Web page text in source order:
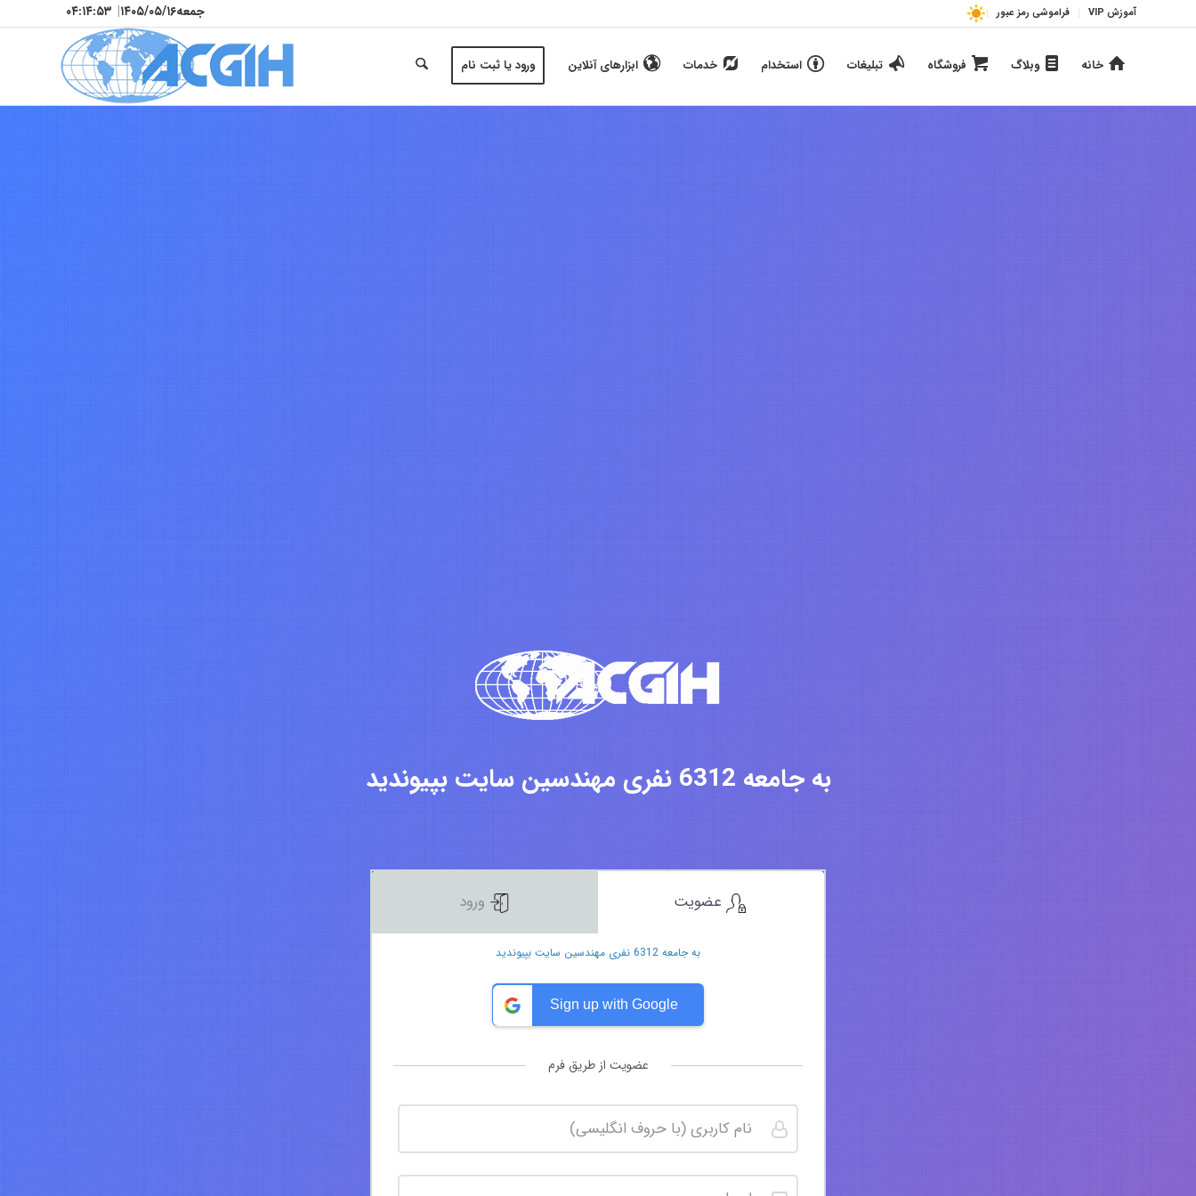
آموزش VIP فراموشی رمز عبور جمعه۱۴۰۵/۰۵/۱۶| ۰۴:۱۴:۵۶
خانه وبلاگ فروشگاه تبلیغات استخدام خدمات ابزارهای آنلاین ورود یا ثبت نام
به جامعه 6312 نفری مهندسین سایت بپیوندید
به جامعه 6312 نفری مهندسین سایت بپیوندید
Sign up with Google
عضویت از طریق فرم